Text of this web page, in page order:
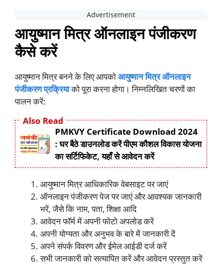
आयुष्मान मित्र ऑनलाइन पंजीकरण
कैसे करें
आयुष्मान मित्र बनने के लिए आपकोआयुष्मान मित्र ऑनलाइन
पंजीकरण प्रक्रियाको पूरा करना होगा। निम्नलिखित चरणों का
पालन करें:
Also Read
PMKVY Certificate Download 2024
: घर बैठे डाउनलोड करें पीएम कौशल विकास योजना
का सर्टिफिकेट, यहाँ से आवेदन करें
आयुष्मान मित्र आधिकारिक वेबसाइट पर जाएं
ऑनलाइन पंजीकरण पेज पर जाएं और आवश्यक जानकारी
भरें, जैसे कि नाम, पता, शिक्षा आदि
आवेदन फॉर्म में अपनी फोटो अपलोड करें
अपनी योग्यता और अनुभव के बारे में जानकारी दें
अपने संपर्क विवरण और ईमेल आईडी दर्ज करें
सभी जानकारी को सत्यापित करें और आवेदन प्रस्तुत करें